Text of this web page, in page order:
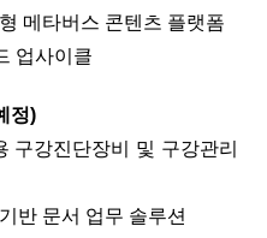
메타버스 콘텐츠 플랫폼
업사이클
정)
구강진단장비 및 구강관리
반 문서 업무 솔루션